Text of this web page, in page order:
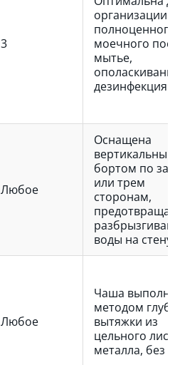
3
организации
полноценного
моечного
мытье,
дезинфекция.
Любое
Оснащена
вертикальным
бортом по
или трем
сторонам,
воды на стену.
Любое
Чаша
методом
вытяжки из
цельного
металла, без